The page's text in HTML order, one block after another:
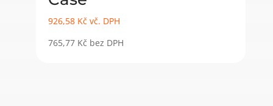
926,58 Kč vč. DPH
765,77 Kč bez DPH